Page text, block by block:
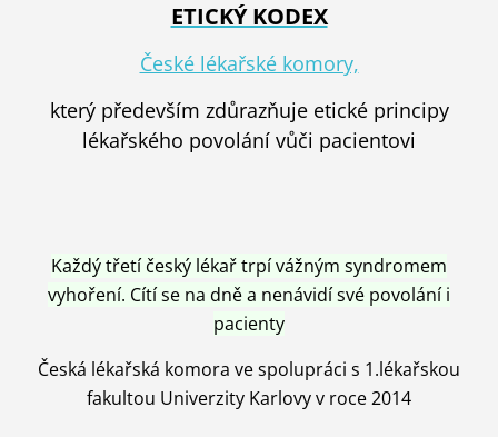
ETICKÝ KODEX
České lékařské komory,
který především zdůrazňuje etické principy
lékařského povolání vůči pacientovi
Každý třetí český lékař trpí vážným syndromem
vyhoření. Cítí se na dně a nenávidí své povolání i
pacienty
Česká lékařská komora ve spolupráci s 1.lékařskou
fakultou Univerzity Karlovy v roce 2014